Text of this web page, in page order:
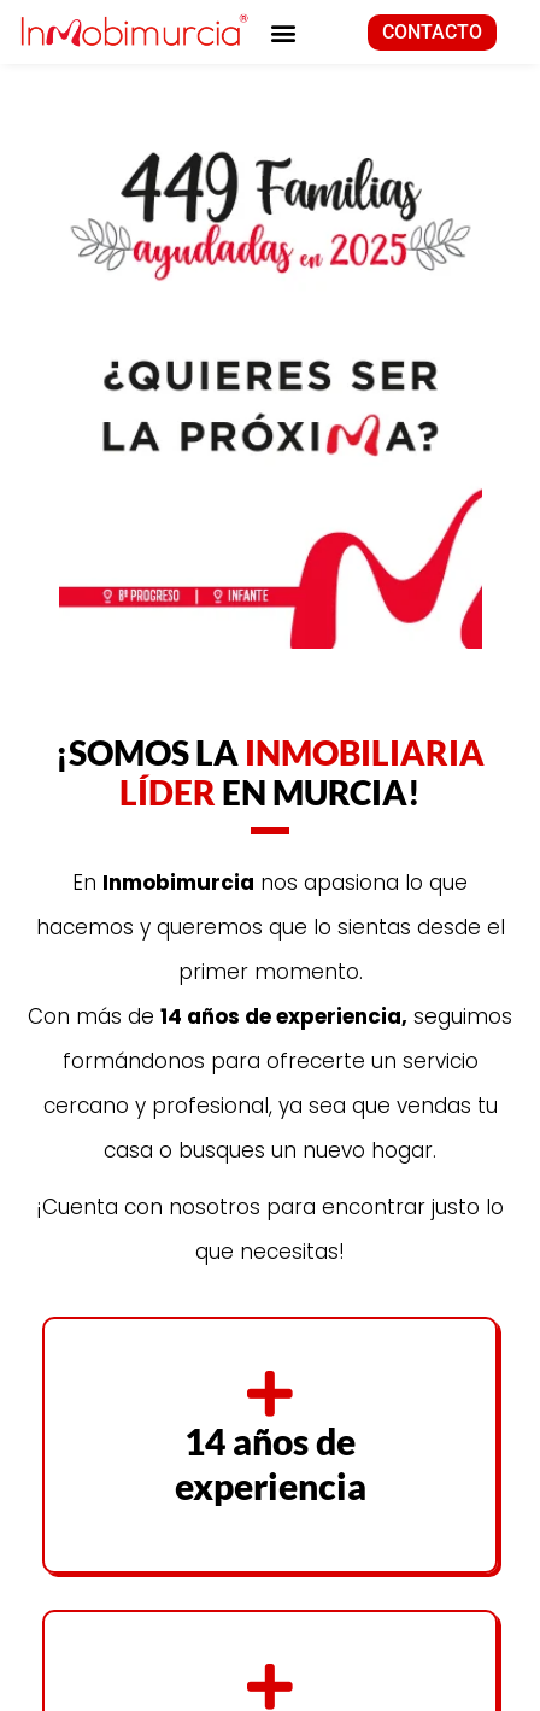
CONTACTO
¡SOMOS LA INMOBILIARIA
LÍDER EN MURCIA!
En Inmobimurcia nos apasiona lo que
hacemos y queremos que lo sientas desde el
primer momento.
Con más de 14 años de experiencia, seguimos
formándonos para ofrecerte un servicio
cercano y profesional, ya sea que vendas tu
casa o busques un nuevo hogar.
¡Cuenta con nosotros para encontrar justo lo
que necesitas!
14 años de
experiencia